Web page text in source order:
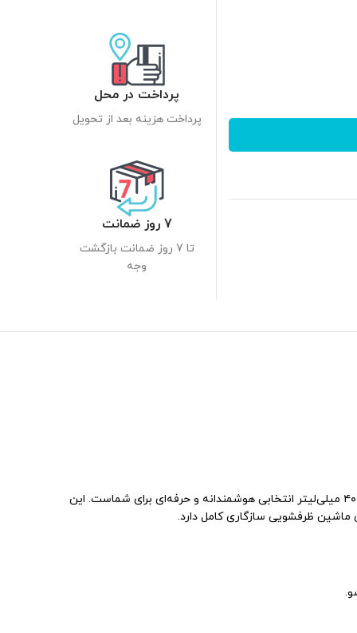
پرداخت در محل
پرداخت هزینه بعد از تحویل
7 روز ضمانت
تا 7 روز ضمانت بازگشت
وجه
اگر به دنبال ظروفی بدون لکه، شفاف و درخشان پس از هر بار شست‌وشو هستید، مایع جلادهنده ماشین ظرفشویی فینیش Finish حجم ۴۰۰ میلی‌لیتر انتخابی هوشمندانه و حرفه‌ای برای شماست. این
ظرفشویی سازگاری کامل دارد.